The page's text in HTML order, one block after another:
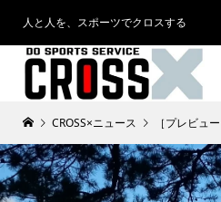
人と人を、スポーツでクロスする
CROSS×ニュース ［プレビュー］